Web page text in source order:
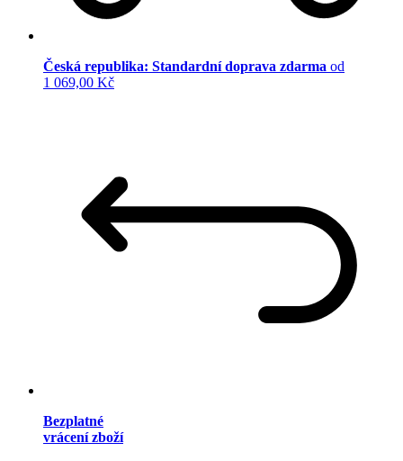
Česká republika: Standardní doprava zdarma od
1 069,00 Kč
Bezplatné
vrácení zboží